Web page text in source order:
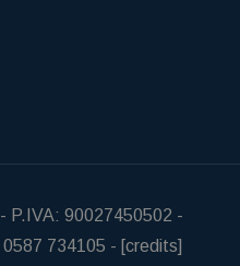
- P.IVA: 90027450502 -
0587 734105 - [credits]